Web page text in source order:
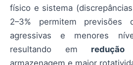
físico e sistema
2–3% permitem previsões
agressivas e menores
resultando em redução